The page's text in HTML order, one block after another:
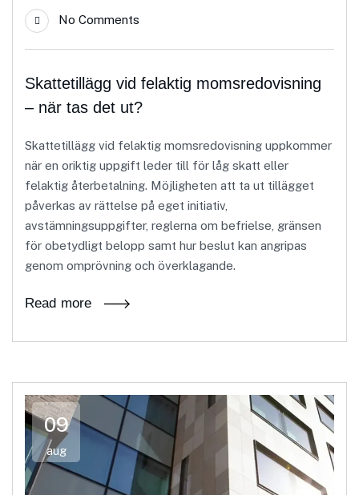
No Comments
Skattetillägg vid felaktig momsredovisning
– när tas det ut?
Skattetillägg vid felaktig momsredovisning uppkommer
när en oriktig uppgift leder till för låg skatt eller
felaktig återbetalning. Möjligheten att ta ut tillägget
påverkas av rättelse på eget initiativ,
avstämningsuppgifter, reglerna om befrielse, gränsen
för obetydligt belopp samt hur beslut kan angripas
genom omprövning och överklagande.
Read more
09
aug